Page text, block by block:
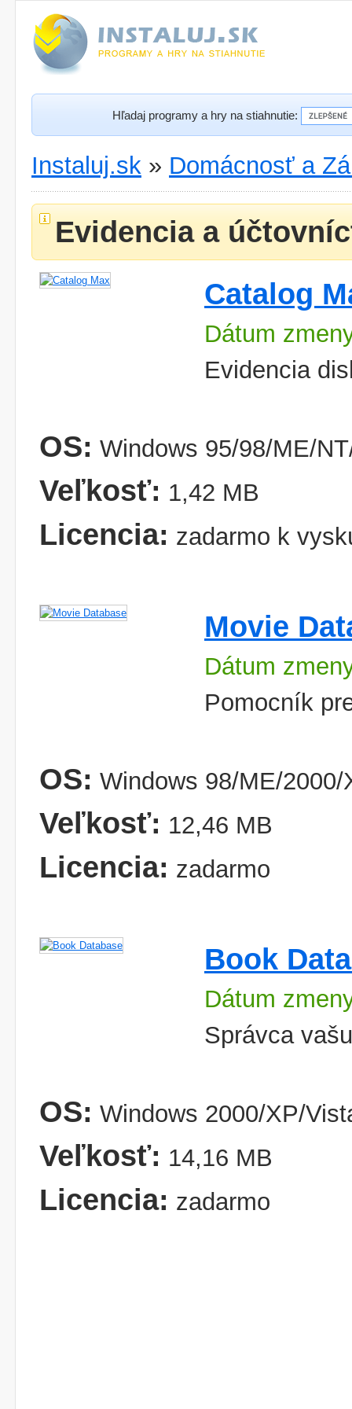
Hľadaj programy a hry na stiahnutie:
Instaluj.sk » Domácnosť a
Evidencia a
Catalog
Dátum
Evidencia
OS: Windows 95/98/ME/
Veľkosť: 1,42 MB
Licencia: zadarmo k
Movie
Dátum
Pomocník
OS: Windows 98/ME/2000/
Veľkosť: 12,46 MB
Licencia: zadarmo
Book
Dátum
Správca
OS: Windows 2000/XP/
Veľkosť: 14,16 MB
Licencia: zadarmo